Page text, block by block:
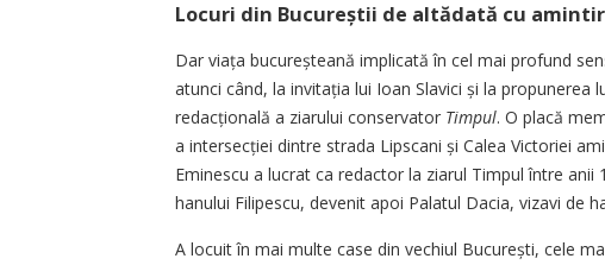
Locuri din Bucureștii de altădată cu
Dar viața bucureșteană implicată în cel mai profund
atunci când, la invitația lui Ioan Slavici și la propunerea
redacțională a ziarului conservator Timpul. O placă
a intersecției dintre strada Lipscani și Calea Victoriei
Eminescu a lucrat ca redactor la ziarul Timpul între anii
hanului Filipescu, devenit apoi Palatul Dacia, vizavi de
A locuit în mai multe case din vechiul București, cele